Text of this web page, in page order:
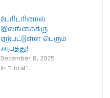
பேரிடரினால்
இலங்கைக்கு
ஏற்பட்டுள்ள பெரும்
ஆபத்து!
December 8, 2025
In "Local"